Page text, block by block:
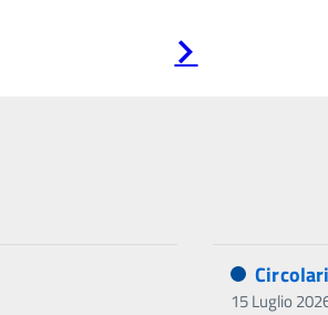
successiva
Circolari
15 Luglio